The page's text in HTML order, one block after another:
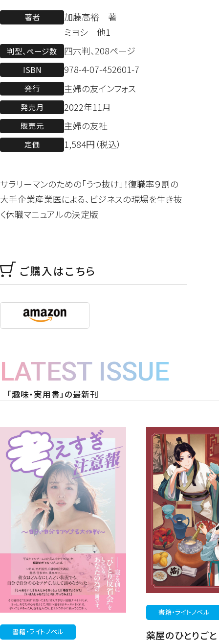
著者
加藤高裕 著
ミヨシ 他1
判型、ページ数 四六判、208ページ
ISBN 978-4-07-452601-7
発行 主婦の友インフォス
発売月 2022年11月
販売元 主婦の友社
定価 1,584円（税込）
サラリーマンのための「うつ抜け」！復職率９割の
大手企業産業医による、ビジネスの現場を生き抜
く休職マニュアルの決定版
ご購入はこちら
LATEST ISSUE
「趣味・実用書」の最新刊
書籍・ライトノベル
書籍・ライトノベル
薬屋のひとりご